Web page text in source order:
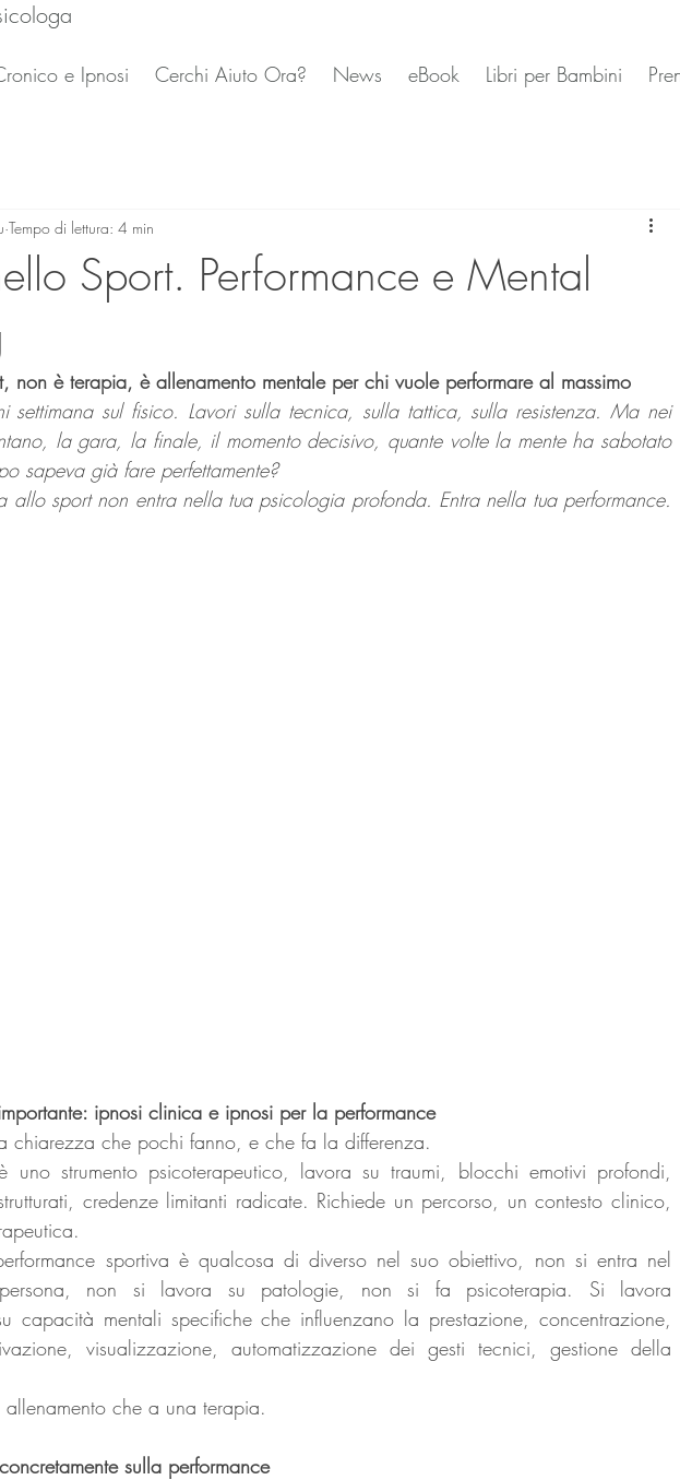
e Ipnosi Cerchi Aiuto Ora? News eBook Libri per Bambini
Sport. Performance e Mental
Tempo di lettura: 4 min
non è terapia, è allenamento mentale per chi vuole performare al massimo
settimana sul fisico. Lavori sulla tecnica, sulla tattica, sulla resistenza. Ma nei
la gara, la finale, il momento decisivo, quante volte la mente ha sabotato
sapeva già fare perfettamente?
allo sport non entra nella tua psicologia profonda. Entra nella tua performance.
ipnosi clinica e ipnosi per la performance
chiarezza che pochi fanno, e che fa la differenza.
uno strumento psicoterapeutico, lavora su traumi, blocchi emotivi profondi,
credenze limitanti radicate. Richiede un percorso, un contesto clinico,
sportiva è qualcosa di diverso nel suo obiettivo, non si entra nel
non si lavora su patologie, non si fa psicoterapia. Si lavora
capacità mentali specifiche che influenzano la prestazione, concentrazione,
visualizzazione, automatizzazione dei gesti tecnici, gestione della
che a una terapia.
sulla performance